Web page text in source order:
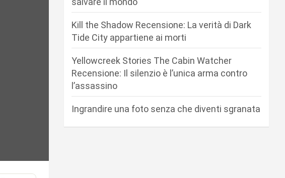
Kill the Shadow Recensione: La verità di Dark
Tide City appartiene ai morti
Yellowcreek Stories The Cabin Watcher
Recensione: Il silenzio è l’unica arma contro
l’assassino
Ingrandire una foto senza che diventi sgranata